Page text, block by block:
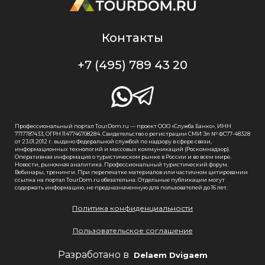
Контакты
+7 (495) 789 43 20
Профессиональный портал TourDom.ru — проект ООО «Служба Банко», ИНН
7717787433, ОГРН 1147746708284. Свидетельство о регистрации СМИ Эл № ФС77-48328
от 23.01.2012 г. выдано Федеральной службой по надзору в сфере связи,
информационных технологий и массовых коммуникаций (Роскомнадзор).
Оперативная информация о туристическом рынке в России и во всем мире.
Новости, рыночная аналитика. Профессиональный туристический форум.
Вебинары, тренинги. При перепечатке материалов или частичном цитировании
ссылка на портал TourDom.ru обязательна. Отдельные публикации могут
содержать информацию, не предназначенную для пользователей до 16 лет.
Политика конфиденциальности
Пользовательское соглашение
Разработано в Delaem Dvigaem